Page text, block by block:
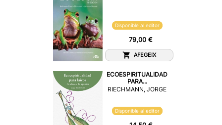
Disponible al editor
79,00 €
AFEGEIX
ECOESPIRITUALIDAD
PARA...
RIECHMANN, JORGE
Disponible al editor